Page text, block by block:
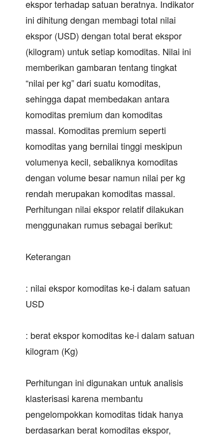
ekspor terhadap satuan beratnya. Indikator
ini dihitung dengan membagi total nilai
ekspor (USD) dengan total berat ekspor
(kilogram) untuk setiap komoditas. Nilai ini
memberikan gambaran tentang tingkat
“nilai per kg” dari suatu komoditas,
sehingga dapat membedakan antara
komoditas premium dan komoditas
massal. Komoditas premium seperti
komoditas yang bernilai tinggi meskipun
volumenya kecil, sebaliknya komoditas
dengan volume besar namun nilai per kg
rendah merupakan komoditas massal.
Perhitungan nilai ekspor relatif dilakukan
menggunakan rumus sebagai berikut:
Keterangan
: nilai ekspor komoditas ke-i dalam satuan
USD
: berat ekspor komoditas ke-i dalam satuan
kilogram (Kg)
Perhitungan ini digunakan untuk analisis
klasterisasi karena membantu
pengelompokkan komoditas tidak hanya
berdasarkan berat komoditas ekspor,